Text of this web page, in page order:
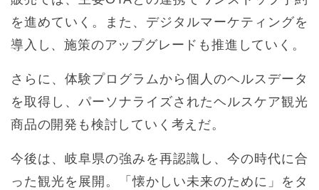
を進めていく。また、デジタルマーケティングを
導入し、施策のアップグレードも推進していく。
さらに、体験プログラムから個人のヘルスデータ
を取得し、パーソナライズされたヘルスケア観光
商品の開発も検討していく考えだ。
今後は、岐阜県の強みを再認識し、今の時代に合
った観光を展開。「懐かしい未来のために」をタ